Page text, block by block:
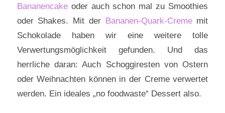
Bananencake oder auch schon mal zu Smoothies
oder Shakes. Mit der Bananen-Quark-Crememit
Schokolade haben wir eine weitere tolle
Verwertungsmöglichkeit gefunden. Und das
herrliche daran: Auch Schoggiresten von Ostern
oder Weihnachten können in der Creme verwertet
werden. Ein ideales „no foodwaste“ Dessert also.